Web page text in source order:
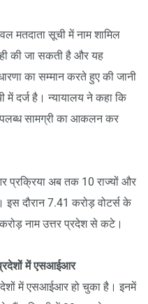
मतदाता सूची में नाम शामिल
की जा सकती है और यह
का सम्मान करते हुए की जानी
में दर्ज है। न्यायालय ने कहा कि
सामग्री का आकलन कर
अब तक 10 राज्यों और
इस दौरान 7.41 करोड़ वोटर्स के
नाम उत्तर प्रदेश से कटे।
में एसआईआर
में एसआईआर हो चुका है। इनमें